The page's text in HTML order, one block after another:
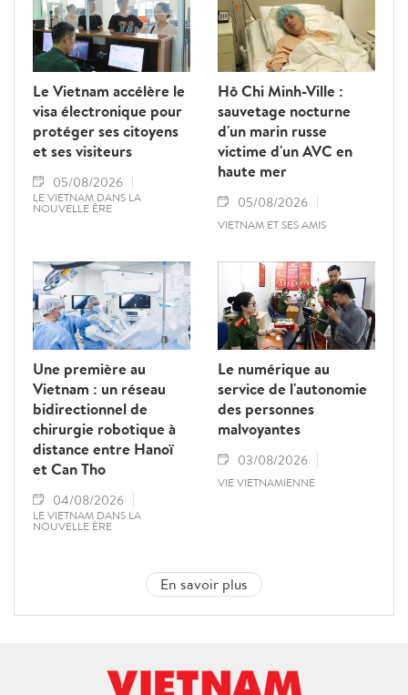
Le Vietnam accélère le
visa électronique pour
protéger ses citoyens
et ses visiteurs
05/08/2026
LE VIETNAM DANS LA
NOUVELLE ÈRE
Hô Chi Minh-Ville :
sauvetage nocturne
d'un marin russe
victime d'un AVC en
haute mer
05/08/2026
VIETNAM ET SES AMIS
Une première au
Vietnam : un réseau
bidirectionnel de
chirurgie robotique à
distance entre Hanoï
et Can Tho
04/08/2026
LE VIETNAM DANS LA
NOUVELLE ÈRE
Le numérique au
service de l'autonomie
des personnes
malvoyantes
03/08/2026
VIE VIETNAMIENNE
En savoir plus